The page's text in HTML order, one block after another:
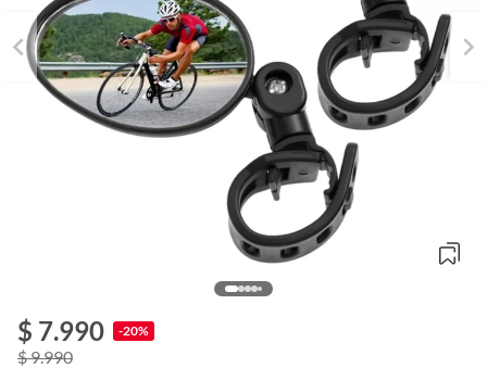
$ 7.990 -20%
$ 9.990